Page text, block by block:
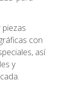
con
así
y